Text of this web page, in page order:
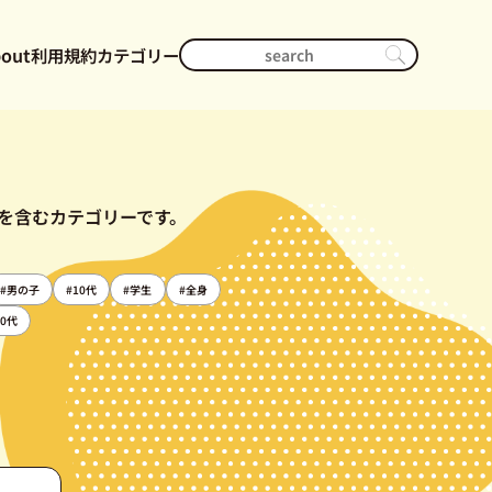
利用規約カテゴリー
むカテゴリーです。
#男の子 #10代 #学生
#全身
代